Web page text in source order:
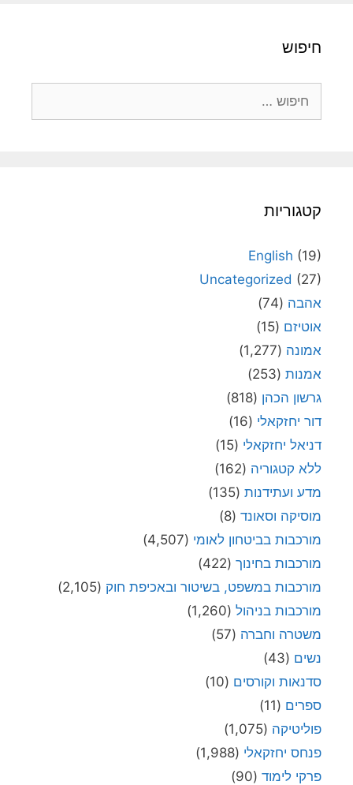
חיפוש
קטגוריות
English (19)
Uncategorized (27)
אהבה (74)
אוטיזם (15)
אמונה (1,277)
אמנות (253)
גרשון הכהן (818)
דור יחזקאלי (16)
דניאל יחזקאלי (15)
ללא קטגוריה (162)
מדע ועתידנות (135)
מוסיקה וסאונד (8)
מורכבות בביטחון לאומי (4,507)
מורכבות בחינוך (422)
מורכבות במשפט, בשיטור ובאכיפת חוק (2,105)
מורכבות בניהול (1,260)
משטרה וחברה (57)
נשים (43)
סדנאות וקורסים (10)
ספרים (11)
פוליטיקה (1,075)
פנחס יחזקאלי (1,988)
פרקי לימוד (90)